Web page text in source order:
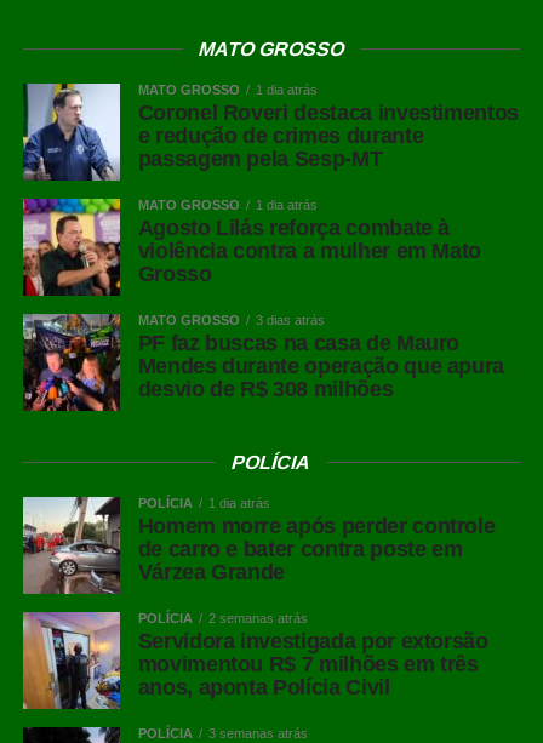
MATO GROSSO
MATO GROSSO 1 dia atrás
Coronel Roveri destaca investimentos
e redução de crimes durante
passagem pela Sesp-MT
MATO GROSSO 1 dia atrás
Agosto Lilás reforça combate à
violência contra a mulher em Mato
Grosso
MATO GROSSO 3 dias atrás
PF faz buscas na casa de Mauro
Mendes durante operação que apura
desvio de R$ 308 milhões
POLÍCIA
POLÍCIA 1 dia atrás
Homem morre após perder controle
de carro e bater contra poste em
Várzea Grande
POLÍCIA 2 semanas atrás
Servidora investigada por extorsão
movimentou R$ 7 milhões em três
anos, aponta Polícia Civil
POLÍCIA 3 semanas atrás